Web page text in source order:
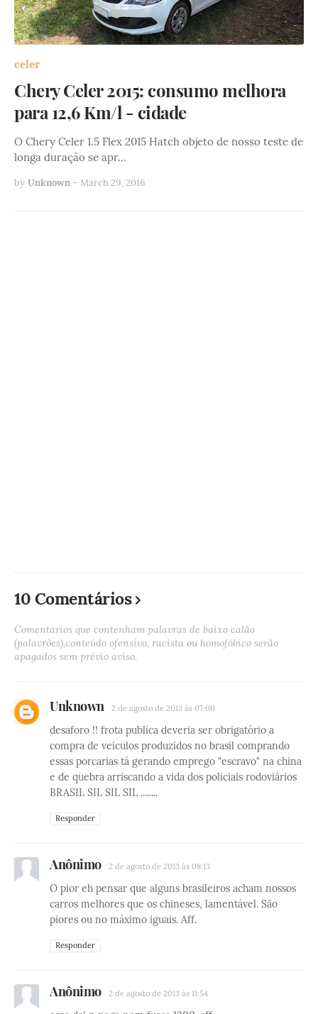
celer
Chery Celer 2015: consumo melhora
para 12,6 Km/l - cidade
O Chery Celer 1.5 Flex 2015 Hatch objeto de nosso teste de
longa duração se apr…
by Unknown - March 29, 2016
10 Comentários
Comentários que contenham palavras de baixo calão
(palavrões),conteúdo ofensivo, racista ou homofóbico serão
apagados sem prévio aviso.
Unknown 2 de agosto de 2013 às 07:00
desaforo !! frota publica deveria ser obrigatório a
compra de veiculos produzidos no brasil comprando
essas porcarias tá gerando emprego "escravo" na china
e de quebra arriscando a vida dos policiais rodoviários
BRASIL SIL SIL SIL ........
Responder
Anônimo 2 de agosto de 2013 às 08:13
O pior eh pensar que alguns brasileiros acham nossos
carros melhores que os chineses, lamentável. São
piores ou no máximo iguais. Aff.
Responder
Anônimo 2 de agosto de 2013 às 11:54